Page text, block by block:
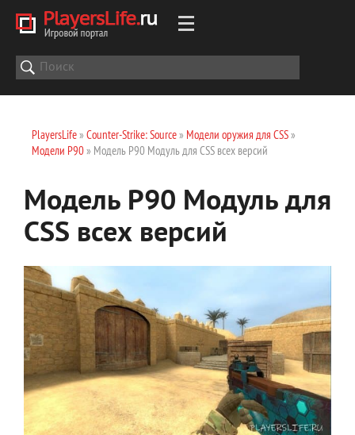
PlayersLife» Counter-Strike: Source» Модели оружия для CSS»
Модели P90» Модель P90 Модуль для CSS всех версий
Модель P90 Модуль для
CSS всех версий